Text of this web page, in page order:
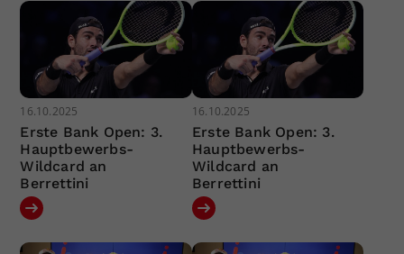
16.10.2025
Erste Bank Open: 3.
Hauptbewerbs-
Wildcard an
Berrettini
16.10.2025
Erste Bank Open: 3.
Hauptbewerbs-
Wildcard an
Berrettini